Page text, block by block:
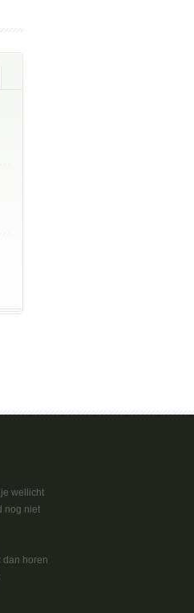
wellicht
nog niet
dan horen